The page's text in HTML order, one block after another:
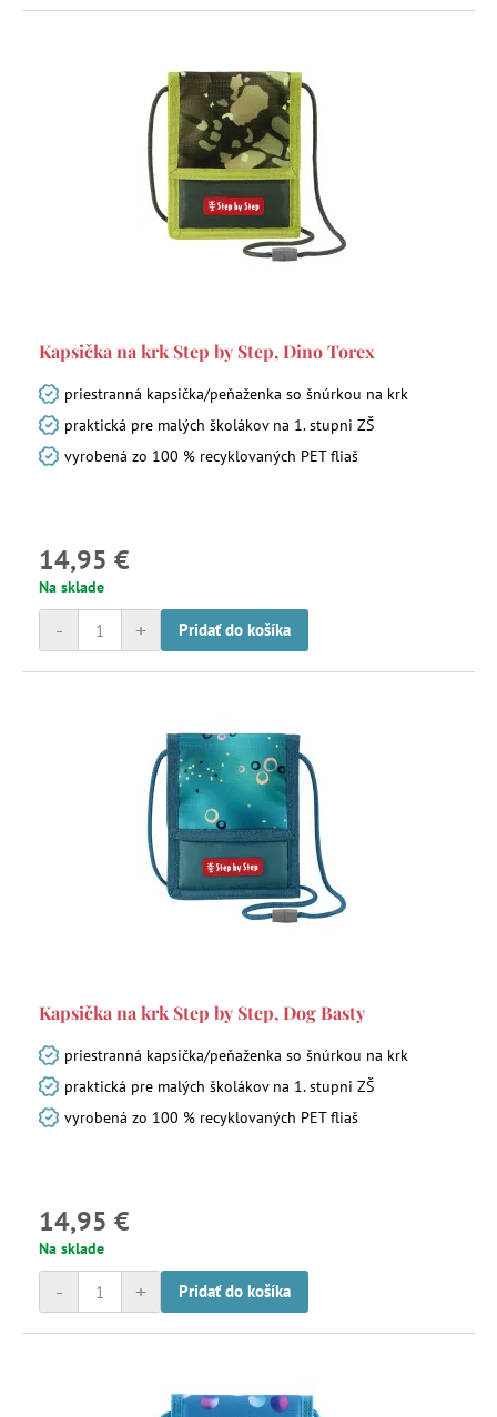
Kapsička na krk Step by Step, Dino Torex
priestranná kapsička/peňaženka so šnúrkou na krk
praktická pre malých školákov na 1. stupni ZŠ
vyrobená zo 100 % recyklovaných PET fliaš
14,95 €
Na sklade
+
- Pridať do košíka
Kapsička na krk Step by Step, Dog Basty
priestranná kapsička/peňaženka so šnúrkou na krk
praktická pre malých školákov na 1. stupni ZŠ
vyrobená zo 100 % recyklovaných PET fliaš
14,95 €
Na sklade
+
- Pridať do košíka